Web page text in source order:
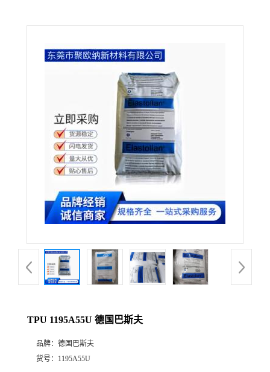
TPU 1195A55U 德国巴斯夫
品牌： 德国巴斯夫
货号： 1195A55U